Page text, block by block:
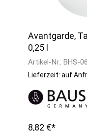
Avantgarde,
0,25 l
Artikel-Nr.: BHS-
Lieferzeit: auf
8,82 €*